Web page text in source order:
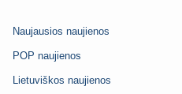
Naujausios naujienos
POP naujienos
Lietuviškos naujienos